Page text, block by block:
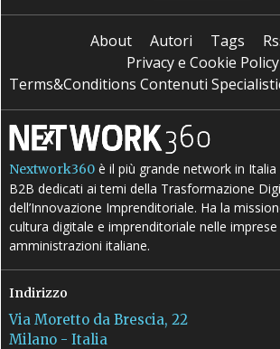
About Autori Tags
Privacy e Cookie Policy
Terms&Conditions Contenuti
Nextwork360 è il più grande network in
B2B dedicati ai temi della Trasformazione
dell’Innovazione Imprenditoriale. Ha la
cultura digitale e imprenditoriale nelle imprese
amministrazioni italiane.
Indirizzo
Via Moretto da Brescia, 22
Milano - Italia